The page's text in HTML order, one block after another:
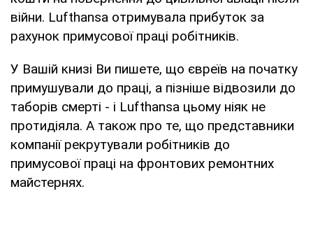
війни. Lufthansa отримувала прибуток за
рахунок примусової праці робітників.
У Вашій книзі Ви пишете, що євреїв на початку
примушували до праці, а пізніше відвозили до
таборів смерті - і Lufthansa цьому ніяк не
протидіяла. А також про те, що представники
компанії рекрутували робітників до
примусової праці на фронтових ремонтних
майстернях.